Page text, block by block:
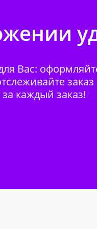
Вас:
каждый заказ!